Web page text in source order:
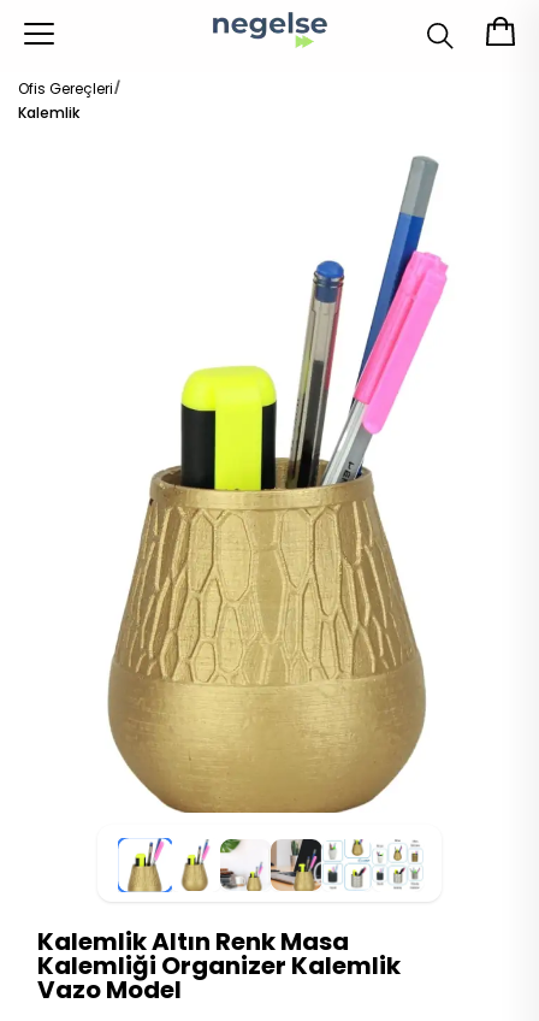
Ofis Gereçleri
Kalemlik
Kalemlik Altın Renk Masa
Kalemliği Organizer Kalemlik
Vazo Model